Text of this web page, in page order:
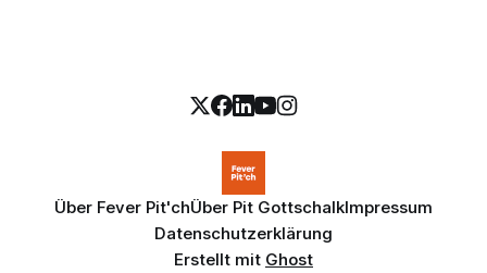
Über Fever Pit'chÜber Pit GottschalkImpressum
Datenschutzerklärung
Erstellt mit Ghost